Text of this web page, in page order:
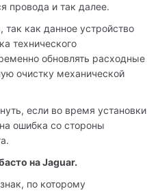
провода и так далее.
как данное устройство
технического
обновлять расходные
очистку механической
если во время установки
ошибка со стороны
на Jaguar.
по которому